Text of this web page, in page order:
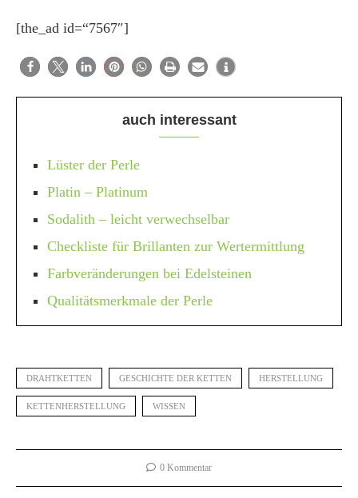
[the_ad id=“7567″]
auch interessant
Lüster der Perle
Platin – Platinum
Sodalith – leicht verwechselbar
Checkliste für Brillanten zur Wertermittlung
Farbveränderungen bei Edelsteinen
Qualitätsmerkmale der Perle
DRAHTKETTEN GESCHICHTE DER KETTEN HERSTELLUNG
KETTENHERSTELLUNG WISSEN
0 Kommentar